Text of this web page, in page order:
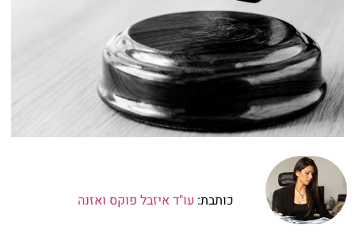
כותבת: עו"ד איזבל פוקס ואזנה